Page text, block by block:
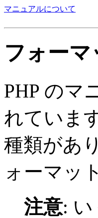
マニュアルについて
フォーマ
PHP のマ
れていま
種類があ
ォーマッ
注意: